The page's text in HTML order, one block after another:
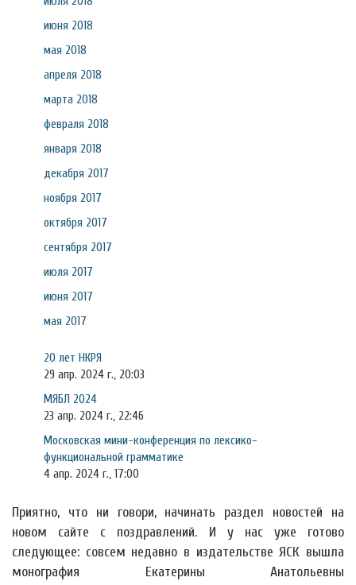
июня 2018
мая 2018
апреля 2018
марта 2018
февраля 2018
января 2018
декабря 2017
ноября 2017
октября 2017
сентября 2017
июля 2017
июня 2017
мая 2017
20 лет НКРЯ
29 апр. 2024 г., 20:03
МЯБЛ 2024
23 апр. 2024 г., 22:46
Московская мини-конференция по лексико-
функциональной грамматике
4 апр. 2024 г., 17:00
Приятно, что ни говори, начинать раздел новостей на
новом сайте с поздравлений. И у нас уже готово
следующее: совсем недавно в издательстве ЯСК вышла
монография Екатерины Анатольевны